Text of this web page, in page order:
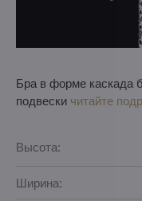
Бра в форме каскада
подвески читайте
Высота:
Ширина: